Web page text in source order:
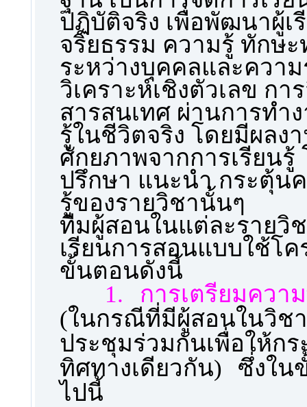
ปฏิบัติจริง เพื่อพัฒนาผู้
จริยธรรม ความรู้ ทักษ
ระหว่างบุคคลและควา
วิเคราะห์เชิงตัวเลข ก
สารสนเทศ ผ่านการท
รู้ในชีวิตจริง โดยมีผลง
ศักยภาพจากการเรียนรู้
ปรึกษา แนะนำ กระตุ้น
รู้ของรายวิชานั้นๆ
ทีมผู้สอนในแต่ละรายวิ
เรียนการสอนแบบใช้โ
ขั้นตอนดังนี้
1.
การเตรียมควา
(ในกรณีที่มีผู้สอนในวิช
ประชุมร่วมกันเพื่อให้ก
ทิศทางเดียวกัน) ซึ่งใ
ไปนี้